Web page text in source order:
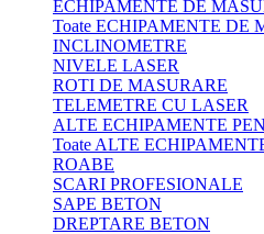
ECHIPAMENTE DE
Toate ECHIPAMENTE DE
INCLINOMETRE
NIVELE LASER
ROTI DE MASURARE
TELEMETRE CU LASER
ALTE ECHIPAMENTE
Toate ALTE
ROABE
SCARI PROFESIONALE
SAPE BETON
DREPTARE BETON